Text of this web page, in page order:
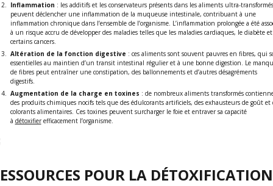
Inflammation : les additifs et les conservateurs présents dans les aliments ultra-transformés
peuvent déclencher une inflammation de la muqueuse intestinale, contribuant à une
inflammation chronique dans l’ensemble de l’organisme. L’inflammation prolongée a été
à un risque accru de développer des maladies telles que les maladies cardiaques, le diabète et
certains cancers.
Altération de la fonction digestive : ces aliments sont souvent pauvres en fibres, qui
essentielles au maintien d’un transit intestinal régulier et à une bonne digestion. Le
de fibres peut entraîner une constipation, des ballonnements et d’autres désagréments
digestifs.
Augmentation de la charge en toxines : de nombreux aliments transformés
des produits chimiques nocifs tels que des édulcorants artificiels, des exhausteurs de goût et
colorants alimentaires. Ces toxines peuvent surcharger le foie et entraver sa capacité
à détoxifierefficacement l’organisme.
POUR LA DÉTOXIFICATION